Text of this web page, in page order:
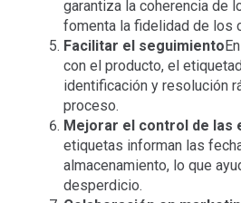
garantiza la coherencia de
fomenta la fidelidad de los
Facilitar el seguimiento
con el producto, el
identificación y resolución
proceso.
Mejorar el control de las
etiquetas informan las
almacenamiento, lo que
desperdicio.